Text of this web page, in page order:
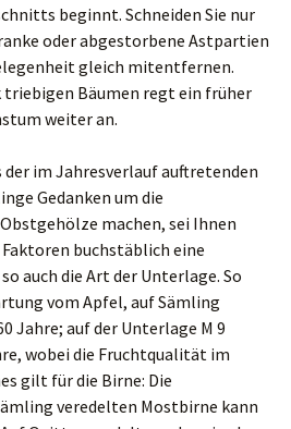
beginnt. Schneiden Sie nur
oder abgestorbene Astpartien
gleich mitentfernen.
triebigen Bäumen regt ein früher
weiter an.
der im Jahresverlauf auftretenden
Gedanken um die
machen, sei Ihnen
buchstäblich eine
auch die Art der Unterlage. So
vom Apfel, auf Sämling
Jahre; auf der Unterlage M 9
wobei die Fruchtqualität im
gilt für die Birne: Die
veredelten Mostbirne kann